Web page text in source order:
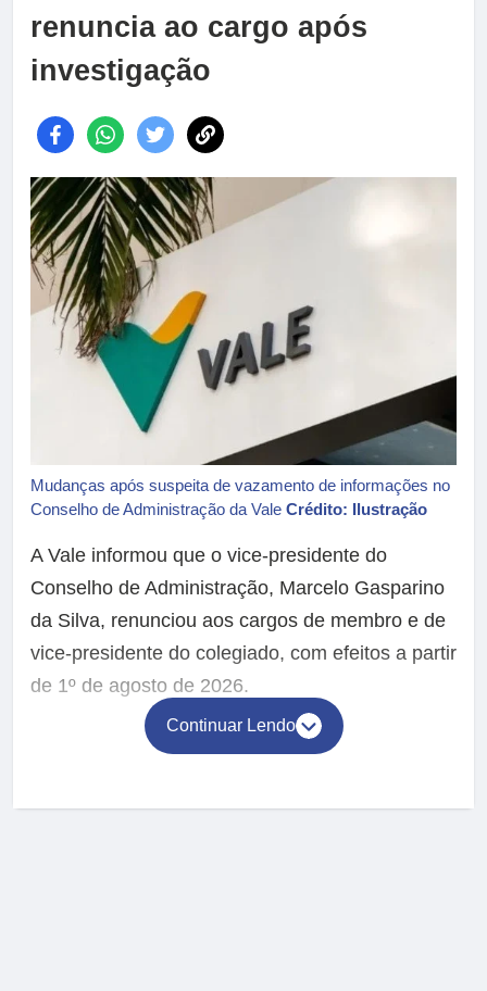
renuncia ao cargo após
investigação
Mudanças após suspeita de vazamento de informações no
Conselho de Administração da Vale Crédito: Ilustração
A Vale informou que o vice-presidente do
Conselho de Administração, Marcelo Gasparino
da Silva, renunciou aos cargos de membro e de
vice-presidente do colegiado, com efeitos a partir
de 1º de agosto de 2026.
Continuar Lendo